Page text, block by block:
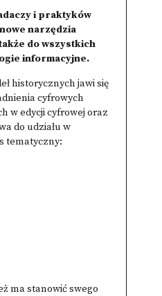
i praktyków
narzędzia
do wszystkich
informacyjne.
historycznych jawi się
cyfrowych
w edycji cyfrowej oraz
do udziału w
tematyczny:
ma stanowić swego